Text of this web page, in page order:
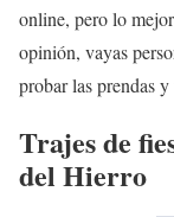
online, pero lo
opinión, vayas
probar las prendas
Trajes de
del Hierro